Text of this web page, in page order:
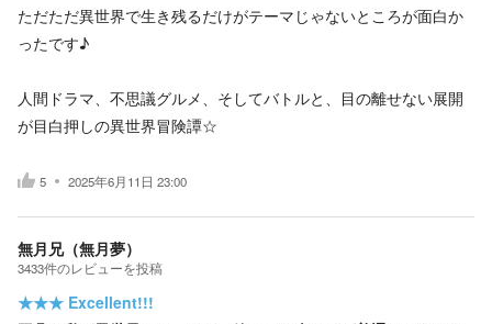
ただただ異世界で生き残るだけがテーマじゃないところが面白か
ったです♪
人間ドラマ、不思議グルメ、そしてバトルと、目の離せない展開
が目白押しの異世界冒険譚☆
5 2025年6月11日 23:00
無月兄（無月夢）
3433件のレビューを投稿
★★★ Excellent!!!